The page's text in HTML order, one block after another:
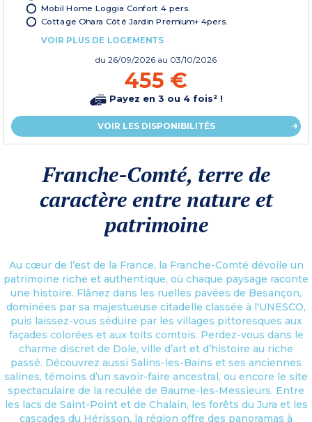
Mobil Home Loggia Confort 4 pers.
Cottage Ohara Côté Jardin Premium+ 4pers.
VOIR PLUS DE LOGEMENTS
du 26/09/2026 au 03/10/2026
455 €
Payez en 3 ou 4 fois² !
VOIR LES DISPONIBILITÉS
Franche-Comté, terre de
caractère entre nature et
patrimoine
Au cœur de l’est de la France, la Franche-Comté dévoile un
patrimoine riche et authentique, où chaque paysage raconte
une histoire. Flânez dans les ruelles pavées de Besançon,
dominées par sa majestueuse citadelle classée à l'UNESCO,
puis laissez-vous séduire par les villages pittoresques aux
façades colorées et aux toits comtois. Perdez-vous dans le
charme discret de Dole, ville d’art et d’histoire au riche
passé. Découvrez aussi Salins-les-Bains et ses anciennes
salines, témoins d’un savoir-faire ancestral, ou encore le site
spectaculaire de la reculée de Baume-les-Messieurs. Entre
les lacs de Saint-Point et de Chalain, les forêts du Jura et les
cascades du Hérisson, la région offre des panoramas à